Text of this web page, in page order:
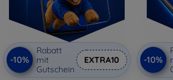
-10%
Rabatt
mit
Gutschein
EXTRA10 -10%